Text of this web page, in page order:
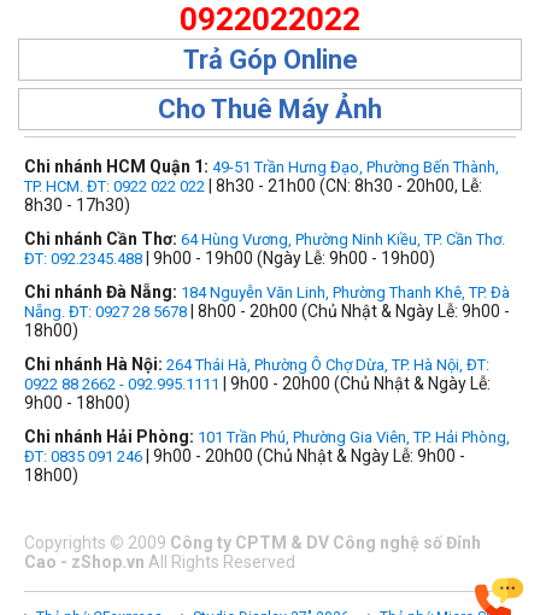
0922022022
Trả Góp Online
Cho Thuê Máy Ảnh
Chi nhánh HCM Quận 1: 49-51 Trần Hưng Đạo, Phường Bến Thành,
TP. HCM. ĐT: 0922 022 022 | 8h30 - 21h00 (CN: 8h30 - 20h00, Lễ:
8h30 - 17h30)
Chi nhánh Cần Thơ: 64 Hùng Vương, Phường Ninh Kiều, TP. Cần Thơ.
ĐT: 092.2345.488 | 9h00 - 19h00 (Ngày Lễ: 9h00 - 19h00)
Chi nhánh Đà Nẵng: 184 Nguyễn Văn Linh, Phường Thanh Khê, TP. Đà
Nẵng. ĐT: 0927 28 5678 | 8h00 - 20h00 (Chủ Nhật & Ngày Lễ: 9h00 -
18h00)
Chi nhánh Hà Nội: 264 Thái Hà, Phường Ô Chợ Dừa, TP. Hà Nội, ĐT:
0922 88 2662 - 092.995.1111
| 9h00 - 20h00 (Chủ Nhật & Ngày Lễ:
9h00 - 18h00)
Chi nhánh Hải Phòng: 101 Trần Phú, Phường Gia Viên, TP. Hải Phòng,
ĐT: 0835 091 246 | 9h00 - 20h00 (Chủ Nhật & Ngày Lễ: 9h00 -
18h00)
Copyrights © 2009 Công ty CPTM & DV Công nghệ số Đỉnh
Cao - zShop.vn All Rights Reserved